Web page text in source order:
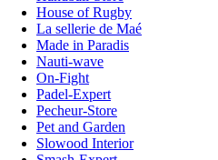
House of Rugby
La sellerie de Maé
Made in Paradis
Nauti-wave
On-Fight
Padel-Expert
Pecheur-Store
Pet and Garden
Slowood Interior